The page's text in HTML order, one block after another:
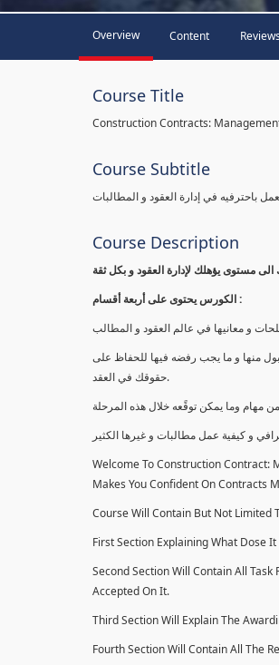
Overview Content Reviews
Course Title
Construction Contracts:
Course Subtitle
باحترفيه في إدارة العقود و المطالبات
Course Description
الكورس يحتوى على أربعة أقسام :
و معانيها في عالم العقود و المطالب
منها و ما يجب رفضه فيها للحفاظ على
حقوقك في العقد.
Welcome To Construction Contract:
Makes You Confident On Contracts
Course Will Contain But Not Limited
First Section Explaining What Dose
Second Section Will Contain All
Accepted On It.
Third Section Will Explain The
Fourth Section Will Contain All The